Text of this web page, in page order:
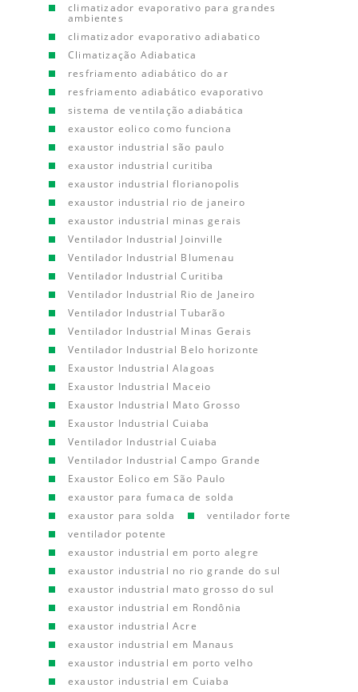
climatizador evaporativo para grandes
ambientes
climatizador evaporativo adiabatico
Climatização Adiabatica
resfriamento adiabático do ar
resfriamento adiabático evaporativo
sistema de ventilação adiabática
exaustor eolico como funciona
exaustor industrial são paulo
exaustor industrial curitiba
exaustor industrial florianopolis
exaustor industrial rio de janeiro
exaustor industrial minas gerais
Ventilador Industrial Joinville
Ventilador Industrial Blumenau
Ventilador Industrial Curitiba
Ventilador Industrial Rio de Janeiro
Ventilador Industrial Tubarão
Ventilador Industrial Minas Gerais
Ventilador Industrial Belo horizonte
Exaustor Industrial Alagoas
Exaustor Industrial Maceio
Exaustor Industrial Mato Grosso
Exaustor Industrial Cuiaba
Ventilador Industrial Cuiaba
Ventilador Industrial Campo Grande
Exaustor Eolico em São Paulo
exaustor para fumaca de solda
exaustor para solda
ventilador forte
ventilador potente
exaustor industrial em porto alegre
exaustor industrial no rio grande do sul
exaustor industrial mato grosso do sul
exaustor industrial em Rondônia
exaustor industrial Acre
exaustor industrial em Manaus
exaustor industrial em porto velho
exaustor industrial em Cuiaba